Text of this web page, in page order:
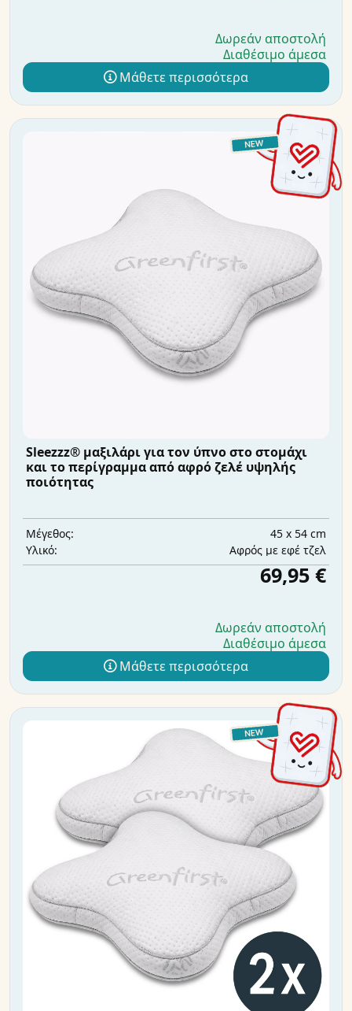
Δωρεάν αποστολή
Διαθέσιμο άμεσα
Μάθετε περισσότερα
Sleezzz® μαξιλάρι για τον ύπνο στο στομάχι
και το περίγραμμα από αφρό ζελέ υψηλής
ποιότητας
Μέγεθος:
45 x 54 cm
Υλικό:
Αφρός με εφέ τζελ
69,95 €
Δωρεάν αποστολή
Διαθέσιμο άμεσα
Μάθετε περισσότερα